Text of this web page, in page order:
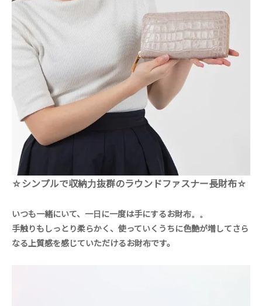
☆シンプルで収納力抜群のラウンドファスナー長財布☆
いつも一緒にいて、一日に一度は手にするお財布。。
手触りもしっとり柔らかく、使っていくうちに色艶が増してさら
なる上質感を感じていただけるお財布です。